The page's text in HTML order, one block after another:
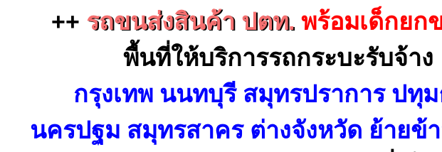
++ รถขนส่งสินค้า ปตท. พร้อมเด็กยก
พื้นที่ให้บริการรถกระบะรับจ้าง
กรุงเทพ นนทบุรี สมุทรปราการ ปทุ
นครปฐม สมุทรสาคร ต่างจังหวัด ย้ายข้